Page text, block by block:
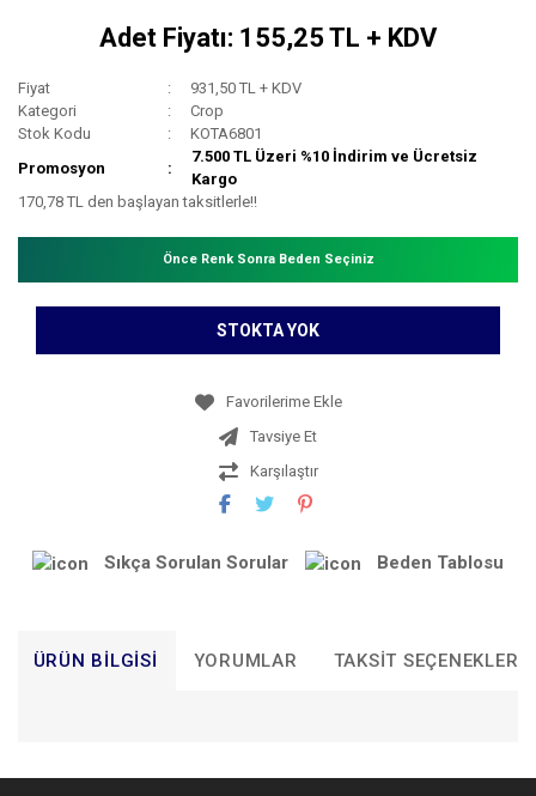
Adet Fiyatı: 155,25 TL + KDV
Fiyat
931,50 TL + KDV
Kategori
Crop
Stok Kodu
KOTA6801
Promosyon
7.500 TL Üzeri %10 İndirim ve Ücretsiz
Kargo
170,78 TL den başlayan taksitlerle!!
Önce Renk Sonra Beden Seçiniz
STOKTA YOK
Tavsiye Et
Karşılaştır
Sıkça Sorulan Sorular Beden Tablosu
ÜRÜN BILGISI YORUMLAR TAKSIT SEÇENEKLERI
Bu ürünün fiyat bilgisi, resim, ürün açıklamalarında ve diğer